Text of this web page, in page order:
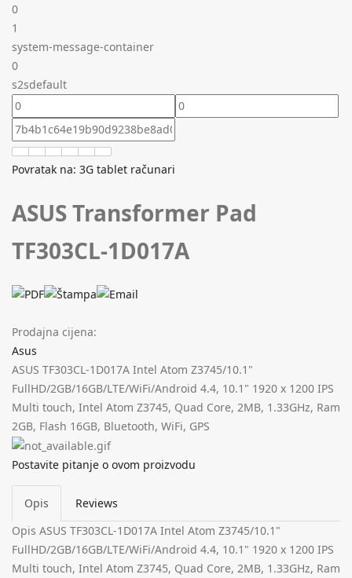
0
1
system-message-container
0
s2sdefault
Povratak na: 3G tablet računari
ASUS Transformer Pad
TF303CL-1D017A
Prodajna cijena:
Asus
ASUS TF303CL-1D017A Intel Atom Z3745/10.1"
FullHD/2GB/16GB/LTE/WiFi/Android 4.4, 10.1" 1920 x 1200 IPS
Multi touch, Intel Atom Z3745, Quad Core, 2MB, 1.33GHz, Ram
2GB, Flash 16GB, Bluetooth, WiFi, GPS
Postavite pitanje o ovom proizvodu
Opis
Reviews
Opis ASUS TF303CL-1D017A Intel Atom Z3745/10.1"
FullHD/2GB/16GB/LTE/WiFi/Android 4.4, 10.1" 1920 x 1200 IPS
Multi touch, Intel Atom Z3745, Quad Core, 2MB, 1.33GHz, Ram